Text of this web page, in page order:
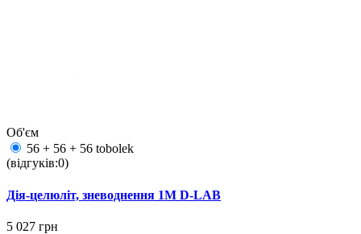
Об'єм
56 + 56 + 56 tobolek
(відгуків:0)
Дія-целюліт, зневоднення 1M D-LAB
5 027 грн